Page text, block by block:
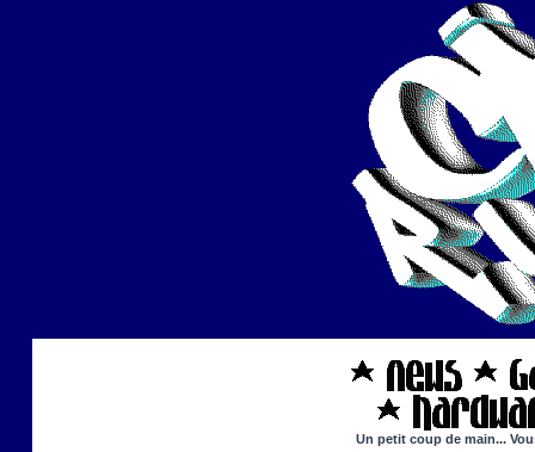
Un petit coup de main...